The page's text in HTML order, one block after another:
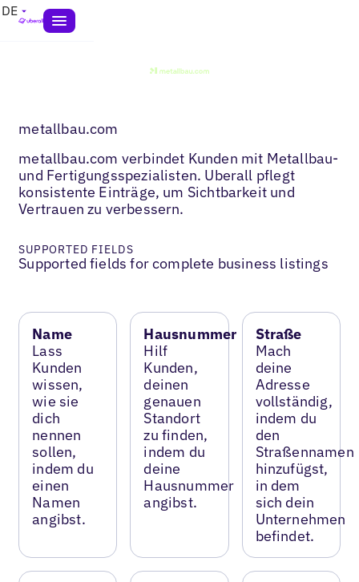
DE
metallbau.com
metallbau.com verbindet Kunden mit Metallbau-
und Fertigungsspezialisten. Uberall pflegt
konsistente Einträge, um Sichtbarkeit und
Vertrauen zu verbessern.
SUPPORTED FIELDS
Supported fields for complete business listings
Name
Lass
Kunden
wissen,
wie sie
dich
nennen
sollen,
indem du
einen
Namen
angibst.
Hausnummer
Hilf
Kunden,
deinen
genauen
Standort
zu finden,
indem du
deine
Hausnummer
angibst.
Straße
Mach
deine
Adresse
vollständig,
indem du
den
Straßennamen
hinzufügst,
in dem
sich dein
Unternehmen
befindet.